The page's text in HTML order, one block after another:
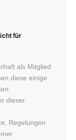
für
als Mitglied
diese einige
dieser
Regelungen